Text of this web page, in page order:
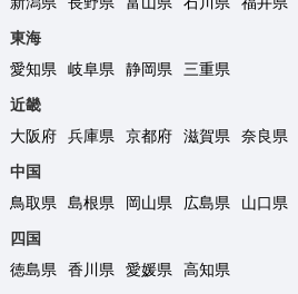
東海
愛知県
岐阜県 静岡県
三重県
近畿
大阪府
兵庫県 京都府 滋賀県 奈良県
中国
鳥取県
島根県 岡山県 広島県
山口県
四国
徳島県
香川県 愛媛県
高知県